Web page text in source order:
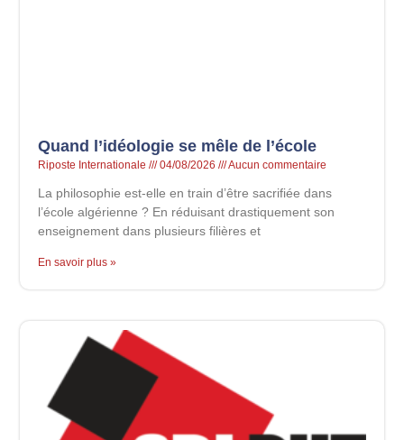
Quand l’idéologie se mêle de l’école
Riposte Internationale 04/08/2026 Aucun commentaire
La philosophie est-elle en train d’être sacrifiée dans
l’école algérienne ? En réduisant drastiquement son
enseignement dans plusieurs filières et
En savoir plus »